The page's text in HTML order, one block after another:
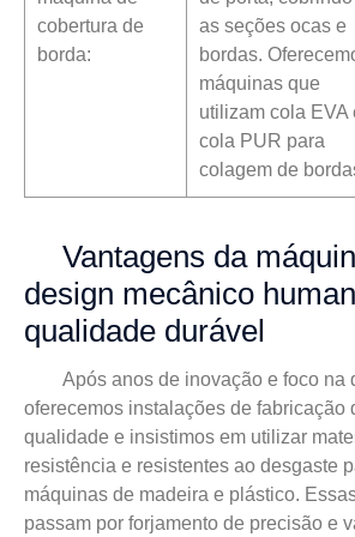
cobertura de
borda:
as seções ocas e
bordas.
máquinas que
utilizam cola EVA
cola PUR para
colagem de
Vantagens da
design mecânico
qualidade durável
Após anos de inovação e foco na
oferecemos instalações de fabricação
qualidade e insistimos em utilizar
resistência e resistentes ao desgaste
máquinas de madeira e plástico.
passam por forjamento de precisão e